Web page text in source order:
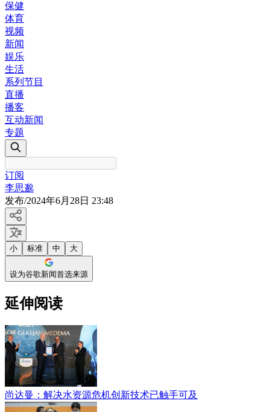
保健
体育
视频
新闻
娱乐
生活
系列节目
直播
播客
互动新闻
专题
订阅
李思邈
发布/2024年6月28日 23:48
小 标准 中 大
设为谷歌新闻首选来源
延伸阅读
尚达曼：解决水资源危机创新技术已触手可及